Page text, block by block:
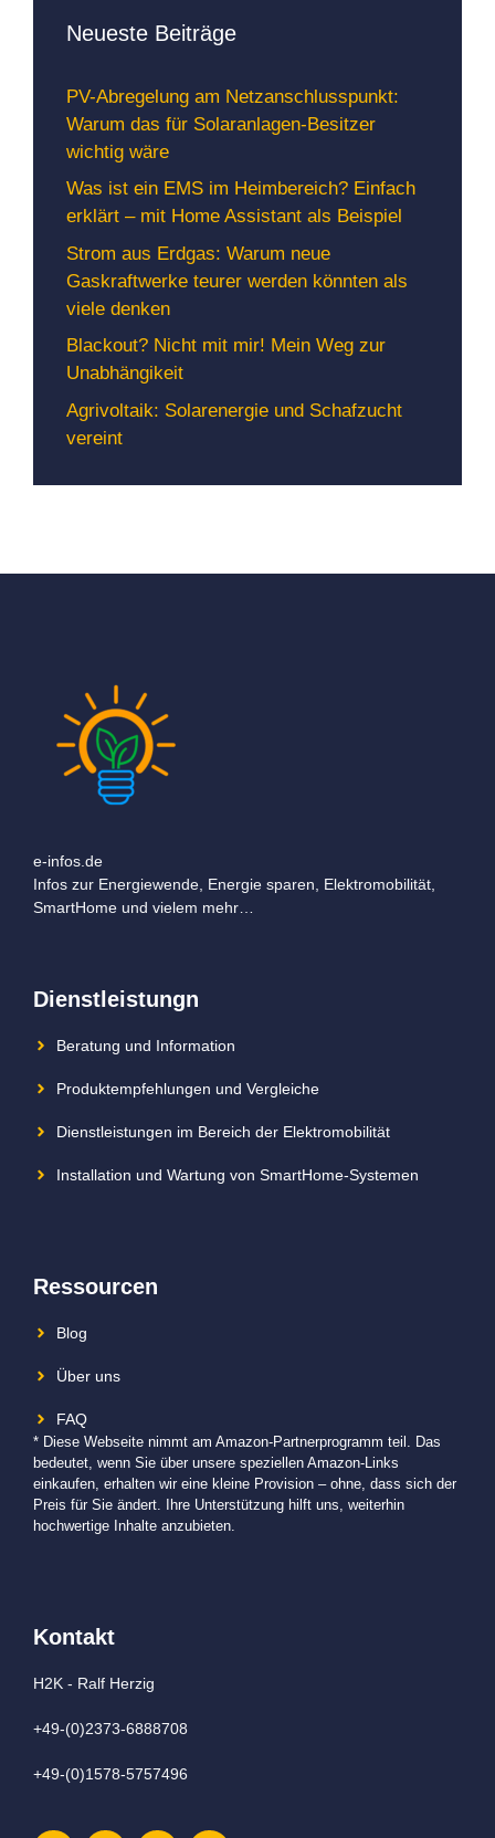
Neueste Beiträge
PV-Abregelung am Netzanschlusspunkt:
Warum das für Solaranlagen-Besitzer
wichtig wäre
Was ist ein EMS im Heimbereich? Einfach
erklärt – mit Home Assistant als Beispiel
Strom aus Erdgas: Warum neue
Gaskraftwerke teurer werden könnten als
viele denken
Blackout? Nicht mit mir! Mein Weg zur
Unabhängikeit
Agrivoltaik: Solarenergie und Schafzucht
vereint
e-infos.de
Infos zur Energiewende, Energie sparen, Elektromobilität,
SmartHome und vielem mehr…
Dienstleistungn
Beratung und Information
Produktempfehlungen und Vergleiche
Dienstleistungen im Bereich der Elektromobilität
Installation und Wartung von SmartHome-Systemen
Ressourcen
Blog
Über uns
FAQ
* Diese Webseite nimmt am Amazon-Partnerprogramm teil. Das
bedeutet, wenn Sie über unsere speziellen Amazon-Links
einkaufen, erhalten wir eine kleine Provision – ohne, dass sich der
Preis für Sie ändert. Ihre Unterstützung hilft uns, weiterhin
hochwertige Inhalte anzubieten.
Kontakt
H2K - Ralf Herzig
+49-(0)2373-6888708
+49-(0)1578-5757496